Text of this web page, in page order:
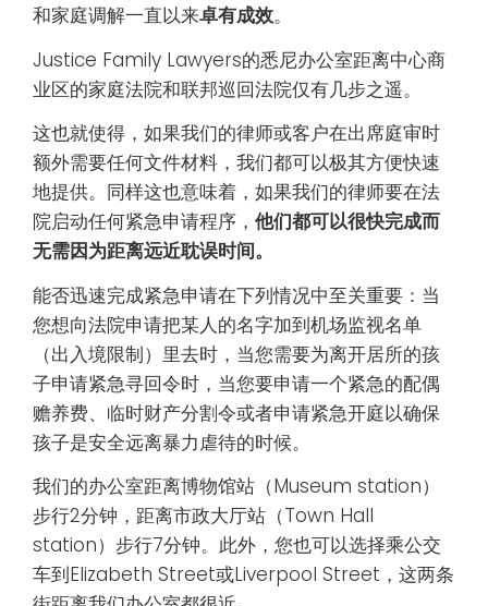
和家庭调解一直以来卓有成效。
Justice Family Lawyers的悉尼办公室距离中心商
业区的家庭法院和联邦巡回法院仅有几步之遥。
这也就使得，如果我们的律师或客户在出席庭审时
额外需要任何文件材料，我们都可以极其方便快速
地提供。同样这也意味着，如果我们的律师要在法
院启动任何紧急申请程序， 他们都可以很快完成而
无需因为距离远近耽误时间。
能否迅速完成紧急申请在下列情况中至关重要：当
您想向法院申请把某人的名字加到机场监视名单
（出入境限制）里去时，当您需要为离开居所的孩
子申请紧急寻回令时，当您要申请一个紧急的配偶
赡养费、临时财产分割令或者申请紧急开庭以确保
孩子是安全远离暴力虐待的时候。
我们的办公室距离博物馆站（Museum station）
步行2分钟，距离市政大厅站（Town Hall
station）步行7分钟。此外，您也可以选择乘公交
车到Elizabeth Street或Liverpool Street，这两条